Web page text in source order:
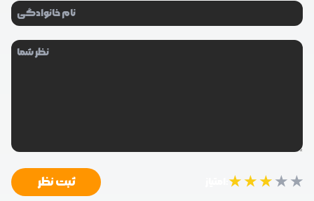
★★★★★ ثبت نظر